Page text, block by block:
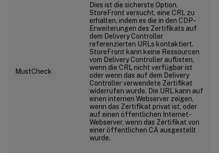
MustCheck
Dies ist die sicherste Option.
StoreFront versucht, eine CRL zu
erhalten, indem es die in den CDP-
Erweiterungen des Zertifikats auf
dem Delivery Controller
referenzierten URLs kontaktiert.
StoreFront kann keine Ressourcen
vom Delivery Controller auflisten,
wenn die CRL nicht verfügbar ist
oder wenn das auf dem Delivery
Controller verwendete Zertifikat
widerrufen wurde. Die URL kann auf
einen internen Webserver zeigen,
wenn das Zertifikat privat ist, oder
auf einen öffentlichen Internet-
Webserver, wenn das Zertifikat von
einer öffentlichen CA ausgestellt
wurde.